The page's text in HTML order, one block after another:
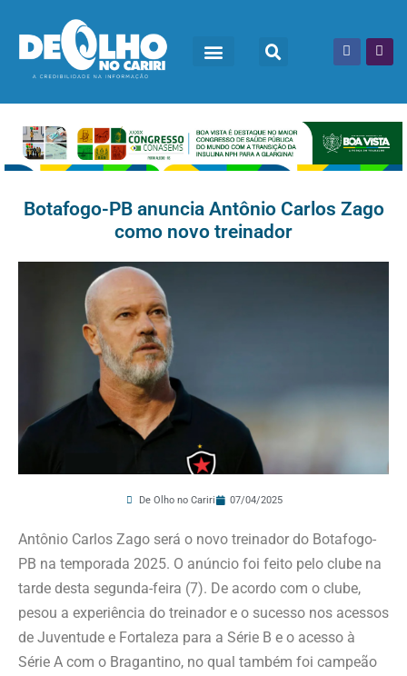
Botafogo-PB anuncia Antônio Carlos Zago
como novo treinador
De Olho no Cariri 07/04/2025
Antônio Carlos Zago será o novo treinador do Botafogo-
PB na temporada 2025. O anúncio foi feito pelo clube na
tarde desta segunda-feira (7). De acordo com o clube,
pesou a experiência do treinador e o sucesso nos acessos
de Juventude e Fortaleza para a Série B e o acesso à
Série A com o Bragantino, no qual também foi campeão